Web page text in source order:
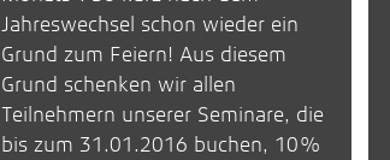
Jahreswechsel schon wieder ein
Grund zum Feiern! Aus diesem
Grund schenken wir allen
Teilnehmern unserer Seminare, die
bis zum 31.01.2016 buchen, 10%